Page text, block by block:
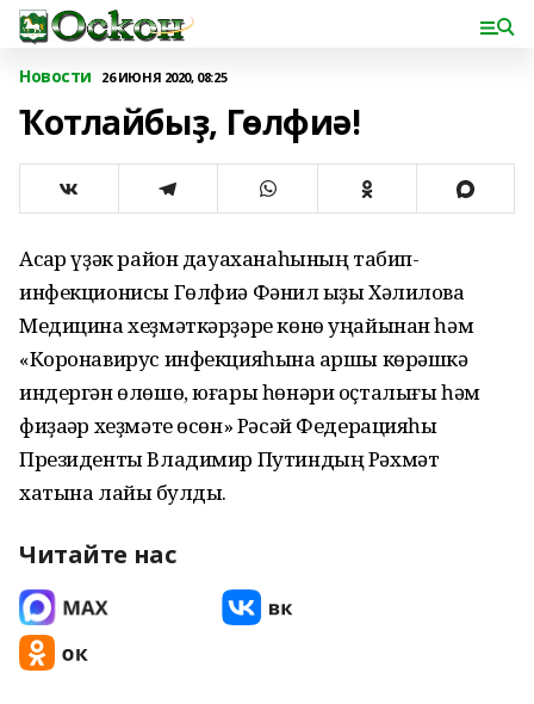
Новости 26 ИЮНЯ 2020, 08:25
Ҡотлайбыҙ, Гөлфиә!
Асҡар үҙәк район дауаханаһының табип-
инфекционисы Гөлфиә Фәнил ҡыҙы Хәлилова
Медицина хеҙмәткәрҙәре көнө уңайынан һәм
«Коронавирус инфекцияһына ҡаршы көрәшкә
индергән өлөшө, юғары һөнәри оҫталығы һәм
фиҙаҡәр хеҙмәте өсөн» Рәсәй Федерацияһы
Президенты Владимир Путиндың Рәхмәт
хатына лайыҡ булды.
Читайте нас